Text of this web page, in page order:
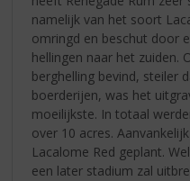
namelijk van het soort
omringd en beschut door
hellingen naar het zuiden.
berghelling bevind, steiler
boerderijen, was het
moeilijkste. In totaal
over 10 acres.
Lacalome Red geplant.
een later stadium zal